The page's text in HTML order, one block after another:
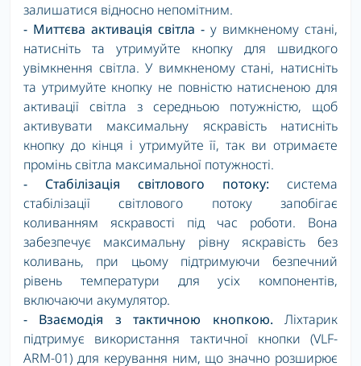
залишатися відносно непомітним.
- Миттєва активація світла - у вимкненому стані,
натисніть та утримуйте кнопку для швидкого
увімкнення світла. У вимкненому стані, натисніть
та утримуйте кнопку не повністю натисненою для
активації світла з середньою потужністю, щоб
активувати максимальну яскравість натисніть
кнопку до кінця і утримуйте її, так ви отримаєте
промінь світла максимальної потужності.
- Стабілізація світлового потоку: система
стабілізації світлового потоку запобігає
коливанням яскравості під час роботи. Вона
забезпечує максимальну рівну яскравість без
коливань, при цьому підтримуючи безпечний
рівень температури для усіх компонентів,
включаючи акумулятор.
- Взаємодія з тактичною кнопкою. Ліхтарик
підтримує використання тактичної кнопки (VLF-
ARM-01) для керування ним, що значно розширює